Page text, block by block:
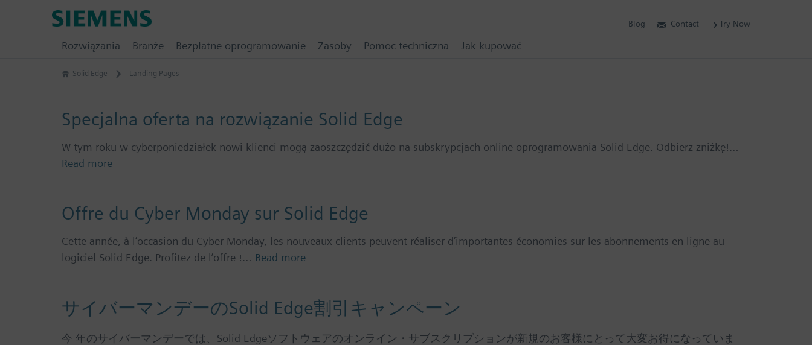
Solid Edge Landing Pages
Specjalna oferta na rozwiązanie Solid Edge
W tym roku w cyberponiedziałek nowi klienci mogą zaoszczędzić dużo na subskrypcjach online oprogramowania Solid Edge. Odbierz zniżkę!…
Read more
Offre du Cyber Monday sur Solid Edge
Cette année, à l’occasion du Cyber Monday, les nouveaux clients peuvent réaliser d’importantes économies sur les abonnements en ligne au
logiciel Solid Edge. Profitez de l’offre !… Read more
サイバーマンデーのSolid Edge割引キャンペーン
今 年のサイバーマンデーでは、Solid Edgeソフトウェアのオンライン・サブスクリプションが新規のお客様にとって大変お得になっていま
Blog Contact Try Now
Rozwiązania Branże Bezpłatne oprogramowanie Zasoby Pomoc techniczna Jak kupować